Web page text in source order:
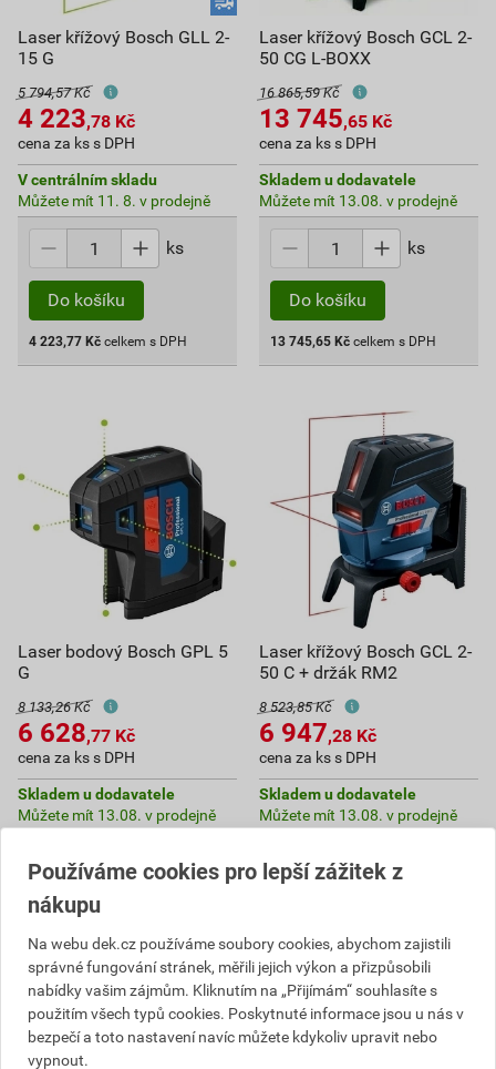
Laser křížový Bosch GLL 2-
15 G
5 794,57 Kč
4 223,78 Kč
cena za ks s DPH
V centrálním skladu
Můžete mít 11. 8. v prodejně
ks
Do košíku
4 223,77 Kč celkem s DPH
Laser křížový Bosch GCL 2-
50 CG L-BOXX
16 865,59 Kč
13 745,65 Kč
cena za ks s DPH
Skladem u dodavatele
Můžete mít 13.08. v prodejně
ks
Do košíku
13 745,65 Kč celkem s DPH
Laser bodový Bosch GPL 5
G
8 133,26 Kč
6 628,77 Kč
cena za ks s DPH
Skladem u dodavatele
Můžete mít 13.08. v prodejně
ks
Do košíku
celkem s DPH
Laser křížový Bosch GCL 2-
50 C + držák RM2
8 523,85 Kč
6 947,28 Kč
cena za ks s DPH
Skladem u dodavatele
Můžete mít 13.08. v prodejně
6 947,28 Kč celkem s DPH
Používáme cookies pro lepší zážitek z
nákupu
Na webu dek.cz používáme soubory cookies, abychom zajistili
správné fungování stránek, měřili jejich výkon a přizpůsobili
nabídky vašim zájmům. Kliknutím na „Přijímám“ souhlasíte s
použitím všech typů cookies. Poskytnuté informace jsou u nás v
bezpečí a toto nastavení navíc můžete kdykoliv upravit nebo
vypnout.